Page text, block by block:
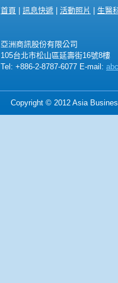
首頁 訊息快遞 活動照片 生醫
亞洲商訊股份有限公司
105台北市松山區延壽街16號8樓
Tel: +886-2-8787-6077 E-mail:
Copyright © 2012 Asia